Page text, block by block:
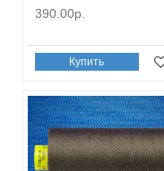
390.00р.
Купить